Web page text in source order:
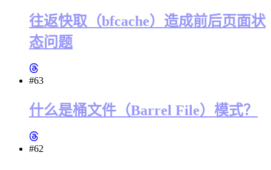
往返快取（bfcache）造成前后页面状
态问题
#63
什么是桶文件（Barrel File）模式？
#62